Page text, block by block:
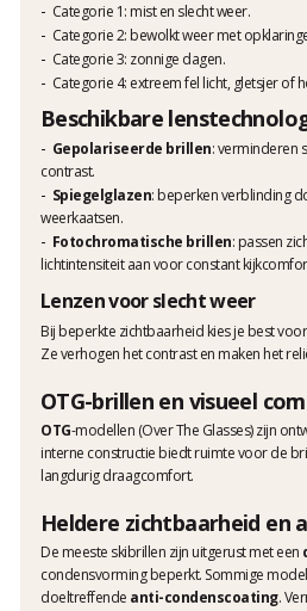
Categorie 1: mist en slecht weer.
Categorie 2: bewolkt weer met
Categorie 3: zonnige dagen.
Categorie 4: extreem fel licht, gletsjer of
Beschikbare
Gepolariseerde brillen: verminderen
contrast.
Spiegelglazen: beperken verblinding
weerkaatsen.
Fotochromatische brillen: passen
lichtintensiteit aan voor constant
Lenzen voor slecht weer
Bij beperkte zichtbaarheid kies je best voor
Ze verhogen het contrast en maken het
OTG-brillen en visueel
OTG-modellen (Over The Glasses) zijn
interne constructie biedt ruimte voor de
langdurig draagcomfort.
Heldere zichtbaarheid en
De meeste skibrillen zijn uitgerust met een
condensvorming beperkt. Sommige
doeltreffende anti-condenscoating.